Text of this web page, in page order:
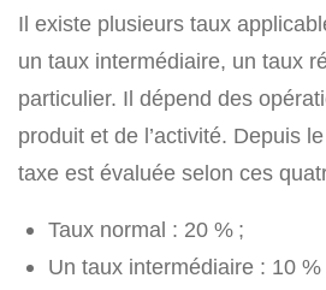
Il existe plusieurs taux
un taux intermédiaire, un taux
particulier. Il dépend des
produit et de l’activité. Depuis
taxe est évaluée selon ces
Taux normal : 20 % ;
Un taux intermédiaire : 10 %